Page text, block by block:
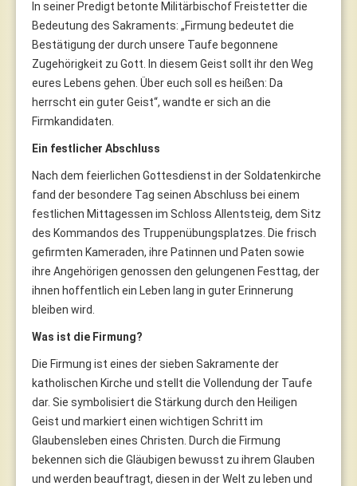
In seiner Predigt betonte Militärbischof Freistetter die
Bedeutung des Sakraments: „Firmung bedeutet die
Bestätigung der durch unsere Taufe begonnene
Zugehörigkeit zu Gott. In diesem Geist sollt ihr den Weg
eures Lebens gehen. Über euch soll es heißen: Da
herrscht ein guter Geist“, wandte er sich an die
Firmkandidaten.
Ein festlicher Abschluss
Nach dem feierlichen Gottesdienst in der Soldatenkirche
fand der besondere Tag seinen Abschluss bei einem
festlichen Mittagessen im Schloss Allentsteig, dem Sitz
des Kommandos des Truppenübungsplatzes. Die frisch
gefirmten Kameraden, ihre Patinnen und Paten sowie
ihre Angehörigen genossen den gelungenen Festtag, der
ihnen hoffentlich ein Leben lang in guter Erinnerung
bleiben wird.
Was ist die Firmung?
Die Firmung ist eines der sieben Sakramente der
katholischen Kirche und stellt die Vollendung der Taufe
dar. Sie symbolisiert die Stärkung durch den Heiligen
Geist und markiert einen wichtigen Schritt im
Glaubensleben eines Christen. Durch die Firmung
bekennen sich die Gläubigen bewusst zu ihrem Glauben
und werden beauftragt, diesen in der Welt zu leben und